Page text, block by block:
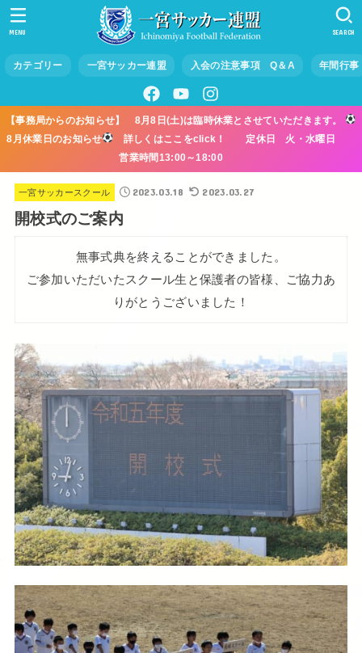
カテゴリー 一宮サッカー連盟 入会の注意事項 Q＆A 年間行事
SEARCH
MENU
【事務局からのお知らせ】 8月8日(土)は臨時休業とさせていただきます。
8月休業日のお知らせ
詳しくはここをclick！ 定休日 火・水曜日
営業時間13:00～18:00
一宮サッカースクール 2023.03.18 2023.03.27
開校式のご案内
無事式典を終えることができました。
ご参加いただいたスクール生と保護者の皆様、ご協力あ
りがとうございました！